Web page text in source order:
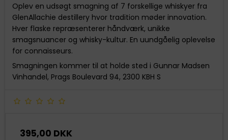
Oplev en udsøgt smagning af 7 forskellige whiskyer fra
GlenAllachie destillery hvor tradition møder innovation.
Hver flaske repræsenterer håndværk, unikke
smagsnuancer og whisky-kultur. En uundgåelig oplevelse
for connaisseurs.
Smagningen kommer til at holde sted i Gunnar Madsen
Vinhandel, Prags Boulevard 94, 2300 KBH S
395,00 DKK